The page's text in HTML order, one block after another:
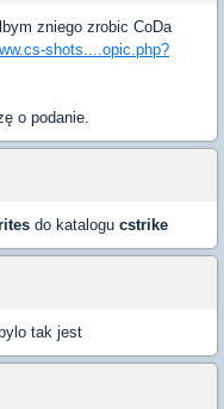
zniego zrobic CoDa
shots....opic.php?
o podanie.
do katalogu cstrike
tak jest